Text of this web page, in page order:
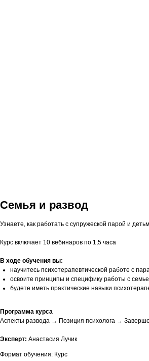
Семья и развод
Узнаете, как работать с супружеской парой и
Курс включает 10 вебинаров по 1,5 часа
В ходе обучения вы:
научитесь психотерапевтической работе с
освоите принципы и специфику работы с
будете иметь практические навыки
Программа курса
Аспекты развода → Позиция психолога →
Эксперт: Анастасия Лучик
Формат обучения: Курс